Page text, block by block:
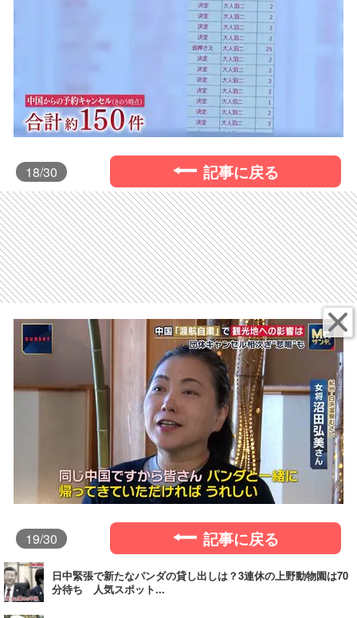
18/30 記事に戻る
19/30 記事に戻る
日中緊張で新たなパンダの貸し出しは？3連休の上野動物園は70
分待ち 人気スポット...